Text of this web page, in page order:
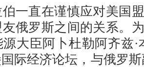
直在谨慎应对美国盟
俄罗斯之间的关系。
大臣阿卜杜勒阿齐兹·
际经济论坛，与俄罗